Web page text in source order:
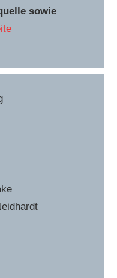
sowie